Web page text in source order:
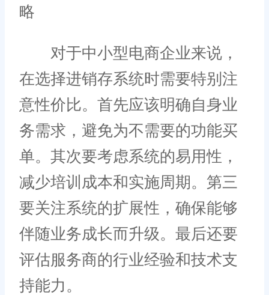
略
对于中小型电商企业来说，
在选择进销存系统时需要特别注
意性价比。首先应该明确自身业
务需求，避免为不需要的功能买
单。其次要考虑系统的易用性，
减少培训成本和实施周期。第三
要关注系统的扩展性，确保能够
伴随业务成长而升级。最后还要
评估服务商的行业经验和技术支
持能力。